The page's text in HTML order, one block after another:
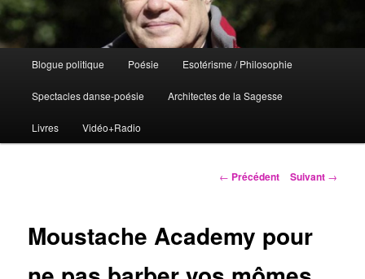
Aller
au
contenu
Blogue politique Poésie Esotérisme / Philosophie
Spectacles danse-poésie Architectes de la Sagesse
Livres Vidéo+Radio
Navigation
← Précédent Suivant →
Moustache Academy pour